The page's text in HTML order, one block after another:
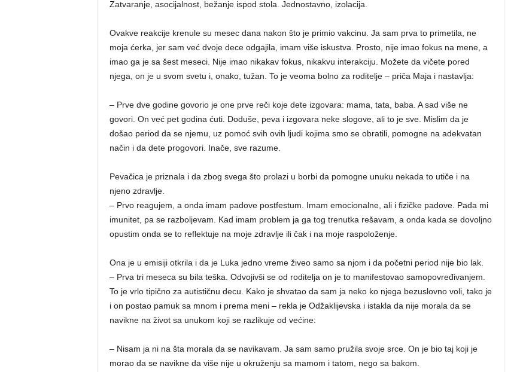
Zatvaranje, asocijalnost, bežanje ispod stola. Jednostavno, izolacija.
Ovakve reakcije krenule su mesec dana nakon što je primio vakcinu. Ja sam prva to primetila, ne
moja ćerka, jer sam već dvoje dece odgajila, imam više iskustva. Prosto, nije imao fokus na mene, a
imao ga je sa šest meseci. Nije imao nikakav fokus, nikakvu interakciju. Možete da vičete pored
njega, on je u svom svetu i, onako, tužan. To je veoma bolno za roditelje – priča Maja i nastavlja:
– Prve dve godine govorio je one prve reči koje dete izgovara: mama, tata, baba. A sad više ne
govori. On već pet godina ćuti. Doduše, peva i izgovara neke slogove, ali to je sve. Mislim da je
došao period da se njemu, uz pomoć svih ovih ljudi kojima smo se obratili, pomogne na adekvatan
način i da dete progovori. Inače, sve razume.
Pevačica je priznala i da zbog svega što prolazi u borbi da pomogne unuku nekada to utiče i na
njeno zdravlje.
– Prvo reagujem, a onda imam padove postfestum. Imam emocionalne, ali i fizičke padove. Pada mi
imunitet, pa se razboljevam. Kad imam problem ja ga tog trenutka rešavam, a onda kada se dovoljno
opustim onda se to reflektuje na moje zdravlje ili čak i na moje raspoloženje.
Ona je u emisiji otkrila i da je Luka jedno vreme živeo samo sa njom i da početni period nije bio lak.
– Prva tri meseca su bila teška. Odvojivši se od roditelja on je to manifestovao samopovređivanjem.
To je vrlo tipično za autističnu decu. Kako je shvatao da sam ja neko ko njega bezuslovno voli, tako je
i on postao pamuk sa mnom i prema meni – rekla je Odžaklijevska i istakla da nije morala da se
navikne na život sa unukom koji se razlikuje od većine:
– Nisam ja ni na šta morala da se navikavam. Ja sam samo pružila svoje srce. On je bio taj koji je
morao da se navikne da više nije u okruženju sa mamom i tatom, nego sa bakom.